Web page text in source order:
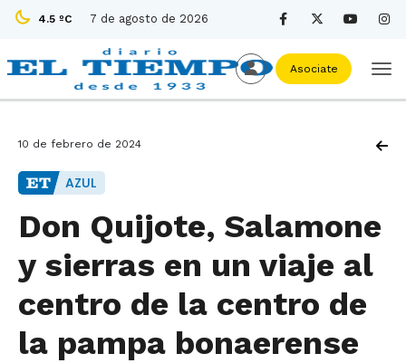
4.5 ºC 7 de agosto de 2026
Asociate
10 de febrero de 2024
AZUL
Don Quijote, Salamone
y sierras en un viaje al
centro de la centro de
la pampa bonaerense